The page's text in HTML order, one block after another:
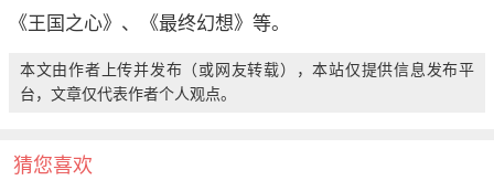
《王国之心》、《最终幻想》等。
本文由作者上传并发布（或网友转载），本站仅提供信息发布平
台，文章仅代表作者个人观点。
猜您喜欢